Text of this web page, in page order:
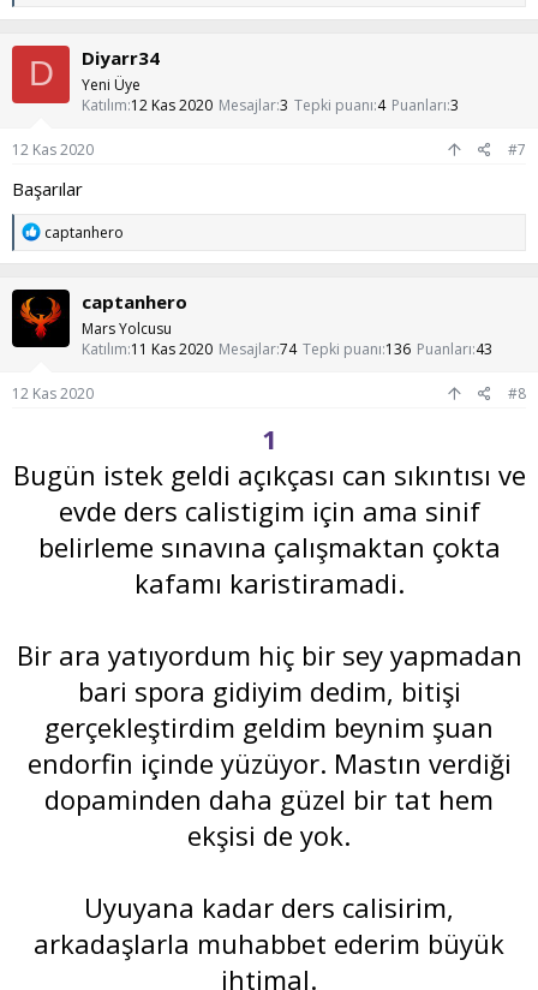
p
k
i
l
e
D Diyarr34
Yeni Üye
Katılım 12 Kas 2020 Mesajlar3 Tepki puanı 4 Puanları 3
12 Kas 2020 #7
Başarılar
T
p
k
l
e
captanhero
captanhero
Mars Yolcusu
Katılım 11 Kas 2020 Mesajlar74 Tepki puanı 136 Puanları 43
12 Kas 2020 #8
1
Bugün istek geldi açıkçası can sıkıntısı ve
evde ders calistigim için ama sinif
belirleme sınavına çalışmaktan çokta
kafamı karistiramadi.
Bir ara yatıyordum hiç bir sey yapmadan
bari spora gidiyim dedim, bitişi
gerçekleştirdim geldim beynim şuan
endorfin içinde yüzüyor. Mastın verdiği
dopaminden daha güzel bir tat hem
ekşisi de yok.
Uyuyana kadar ders calisirim,
arkadaşlarla muhabbet ederim büyük
ihtimal.